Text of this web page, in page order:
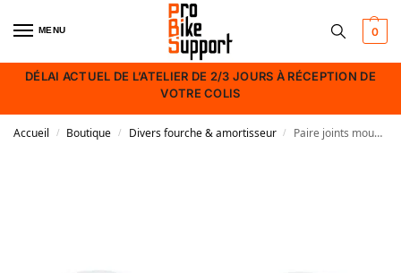
MENU 0
DÉLAI ACTUEL DE L’ATELIER DE 2/3 JOURS À RÉCEPTION DE
VOTRE COLIS
Accueil / Boutique / Divers fourche & amortisseur / Paire joints mousses Rock Shox 32 mm x 4 mm